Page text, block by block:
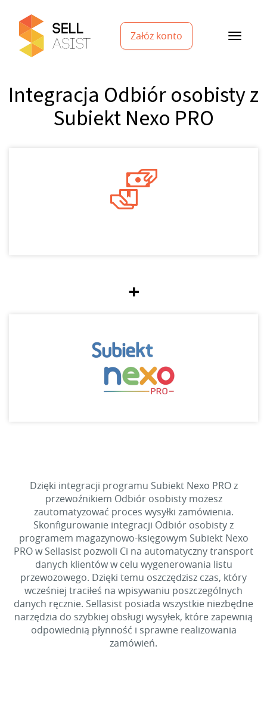
Załóż konto
Integracja Odbiór osobisty z
Subiekt Nexo PRO
+
Dzięki integracji programu Subiekt Nexo PRO z
przewoźnikiem Odbiór osobisty możesz
zautomatyzować proces wysyłki zamówienia.
Skonfigurowanie integracji Odbiór osobisty z
programem magazynowo-księgowym Subiekt Nexo
PRO w Sellasist pozwoli Ci na automatyczny transport
danych klientów w celu wygenerowania listu
przewozowego. Dzięki temu oszczędzisz czas, który
wcześniej traciłeś na wpisywaniu poszczególnych
danych ręcznie. Sellasist posiada wszystkie niezbędne
narzędzia do szybkiej obsługi wysyłek, które zapewnią
odpowiednią płynność i sprawne realizowania
zamówień.